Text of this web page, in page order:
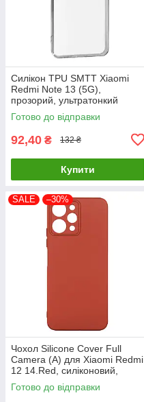
Силікон TPU SMTT Xiaomi
Redmi Note 13 (5G),
прозорий, ультратонкий
чохол для захисту
смартфона
Готово до відправки
92,40 ₴ 132 ₴
Купити
SALE –30%
Чохол Silicone Cover Full
Camera (A) для Xiaomi Redmi
12 14.Red, силіконовий,
легкий і міцний
Готово до відправки